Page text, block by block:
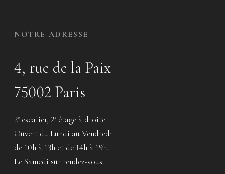
NOTRE ADRESSE
4, rue de la Paix
75002 Paris
2e escalier, 2e étage à droite
Ouvert du Lundi au Vendredi
de 10h à 13h et de 14h à 19h.
Le Samedi sur rendez-vous.